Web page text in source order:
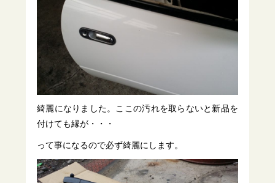
綺麗になりました。ここの汚れを取らないと新品を
付けても縁が・・・
って事になるので必ず綺麗にします。